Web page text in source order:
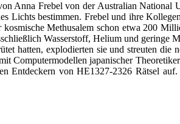
Anna Frebel von der Australian
Lichts bestimmen. Frebel und ihre
Methusalem schon etwa 200
Wasserstoff, Helium und
hatten, explodierten sie und streuten
japanischer
Entdeckern von HE1327-2326 Rätsel